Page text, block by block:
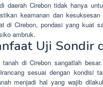
daerah Cirebon tidak hanya
keamanan dan
di Cirebon, pondasi yang kuat
ambruk.
Uji Sondir
di Cirebon sangatlah
sesuai dengan kondisi
menjadi hal yang wajib